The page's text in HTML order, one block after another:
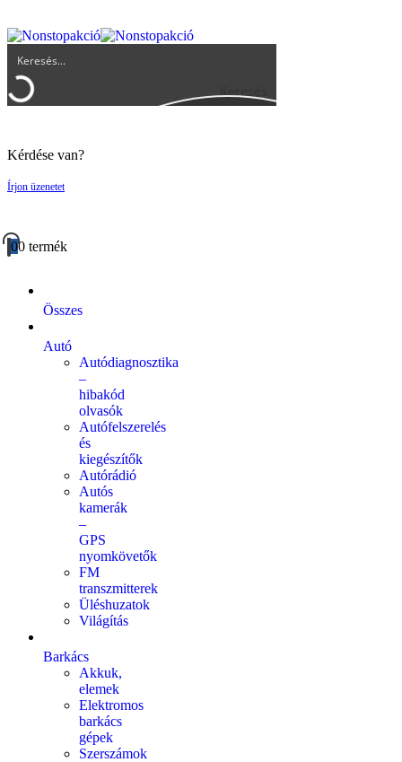
Keresés
Kérdése van?
Írjon üzenetet
00 termék
Összes
Autó
Autódiagnosztika
–
hibakód
olvasók
Autófelszerelés
és
kiegészítők
Autórádió
Autós
kamerák
–
GPS
nyomkövetők
FM
transzmitterek
Üléshuzatok
Világítás
Barkács
Akkuk,
elemek
Elektromos
barkács
gépek
Szerszámok